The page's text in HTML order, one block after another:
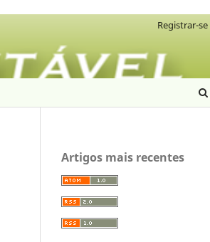
Registrar-se
Artigos mais recentes